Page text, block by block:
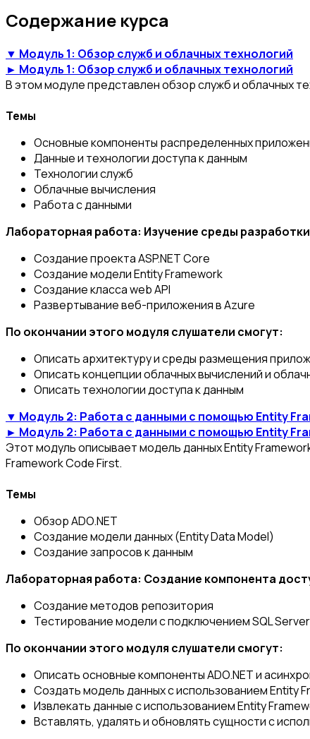
Содержание курса
▼ Модуль 1: Обзор служб и облачных технологий
► Модуль 1: Обзор служб и облачных технологий
В этом модуле представлен обзор служб и облачных
Темы
Основные компоненты распределенных
Данные и технологии доступа к данным
Технологии служб
Облачные вычисления
Работа с данными
Лабораторная работа: Изучение среды разработки
Создание проекта ASP.NET Core
Создание модели Entity Framework
Создание класса web API
Развертывание веб-приложения в Azure
По окончании этого модуля слушатели смогут:
Описать архитектуру и среды размещения
Описать концепции облачных вычислений и
Описать технологии доступа к данным
▼ Модуль 2: Работа с данными с помощью Entity
► Модуль 2: Работа с данными с помощью Entity
Этот модуль описывает модель данных Entity
Framework Code First.
Темы
Обзор ADO.NET
Создание модели данных (Entity Data Model)
Создание запросов к данным
Лабораторная работа: Создание компонента
Создание методов репозитория
Тестирование модели с подключением SQL Server
По окончании этого модуля слушатели смогут:
Описать основные компоненты ADO.NET и
Создать модель данных с использованием Entity
Извлекать данные с использованием Entity
Вставлять, удалять и обновлять сущности с